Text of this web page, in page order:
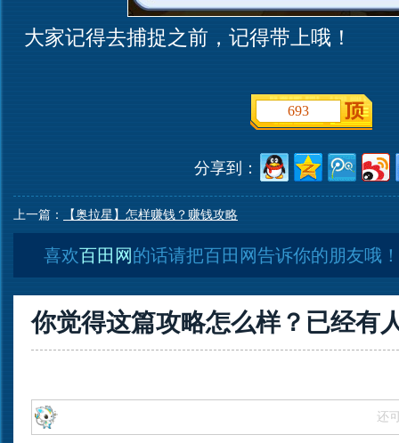
大家记得去捕捉之前，记得带上哦！
693
分享到：
上一篇： 【奥拉星】怎样赚钱？赚钱攻略
喜欢百田网的话请把百田网告诉你的朋友哦
你觉得这篇攻略怎么样？已经有
还